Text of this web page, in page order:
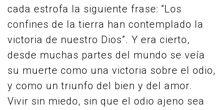
cada estrofa la siguiente frase: “Los
confines de la tierra han contemplado la
victoria de nuestro Dios”. Y era cierto,
desde muchas partes del mundo se veía
su muerte como una victoria sobre el odio,
y como un triunfo del bien y del amor.
Vivir sin miedo, sin que el odio ajeno sea